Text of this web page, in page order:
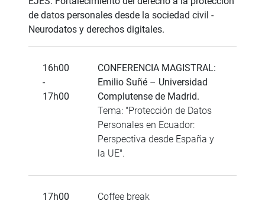
de datos personales desde la sociedad civil -
Neurodatos y derechos digitales.
16h00
-
17h00
CONFERENCIA MAGISTRAL:
Emilio Suñé – Universidad
Complutense de Madrid.
Tema: "Protección de Datos
Personales en Ecuador:
Perspectiva desde España y
la UE".
17h00
Coffee break